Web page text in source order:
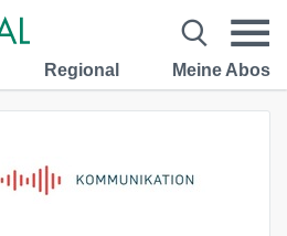
Regional Meine Abos